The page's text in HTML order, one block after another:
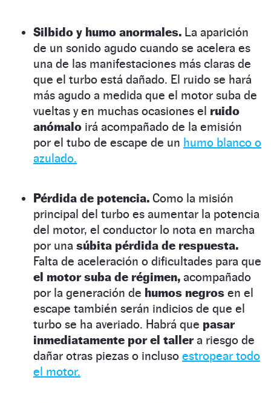
Silbido y humo anormales. La aparición
de un sonido agudo cuando se acelera es
una de las manifestaciones más claras de
que el turbo está dañado. El ruido se hará
más agudo a medida que el motor suba de
vueltas y en muchas ocasiones el ruido
anómalo irá acompañado de la emisión
por el tubo de escape de un humo blanco o
azulado.
Pérdida de potencia. Como la misión
principal del turbo es aumentar la potencia
del motor, el conductor lo nota en marcha
por una súbita pérdida de respuesta.
Falta de aceleración o dificultades para que
el motor suba de régimen, acompañado
por la generación de humos negros en el
escape también serán indicios de que el
turbo se ha averiado. Habrá que pasar
inmediatamente por el tallera riesgo de
dañar otras piezas o incluso estropear todo
el motor.